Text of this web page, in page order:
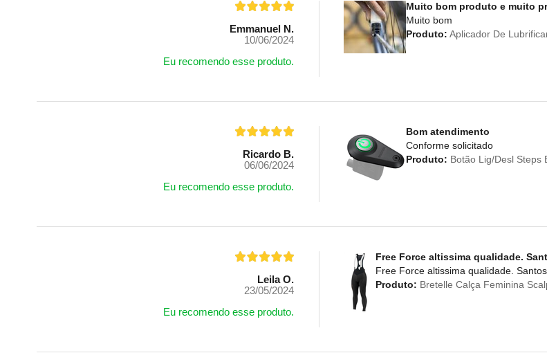
Emmanuel N.
10/06/2024
Eu recomendo esse produto.
Muito bom produto e muito
Muito bom
Produto: Aplicador De
Ricardo B.
06/06/2024
Eu recomendo esse produto.
Bom atendimento
Conforme solicitado
Produto: Botão Lig/Desl Steps
Leila O.
23/05/2024
Eu recomendo esse produto.
Free Force altissima qualidade.
Free Force altissima qualidade.
Produto: Bretelle Calça Feminina